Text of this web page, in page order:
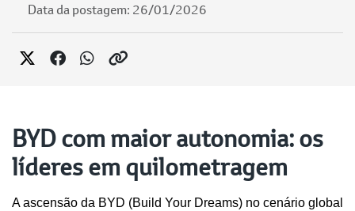
Data da postagem: 26/01/2026
BYD com maior autonomia: os
líderes em quilometragem
A ascensão da BYD (Build Your Dreams) no cenário global